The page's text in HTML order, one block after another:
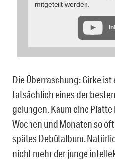
mitgeteilt werden.
Die Überraschung: Girke ist
tatsächlich eines der
gelungen. Kaum eine
Wochen und Monaten so
spätes Debütalbum.
nicht mehr der junge